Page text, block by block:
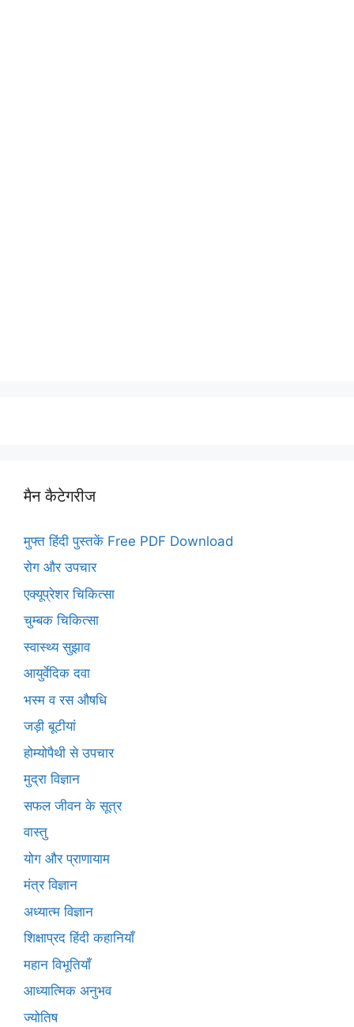
मैन कैटेगरीज
मुफ्त हिंदी पुस्तकें Free PDF Download
रोग और उपचार
एक्यूप्रेशर चिकित्सा
चुम्बक चिकित्सा
स्वास्थ्य सुझाव
आयुर्वेदिक दवा
भस्म व रस औषधि
जड़ी बूटीयां
होम्योपैथी से उपचार
मुद्रा विज्ञान
सफल जीवन के सूत्र
वास्तु
योग और प्राणायाम
मंत्र विज्ञान
अध्यात्म विज्ञान
शिक्षाप्रद हिंदी कहानियाँ
महान विभूतियाँ
आध्यात्मिक अनुभव
ज्योतिष